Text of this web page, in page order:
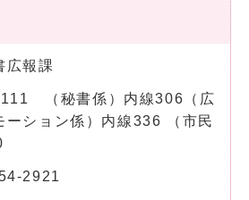
広報課
（秘書係）内線306（広
ーション係）内線336 （市民
2921